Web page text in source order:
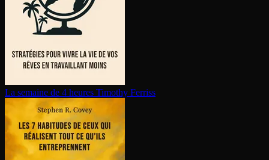
La semaine de 4 heures Timothy Ferriss